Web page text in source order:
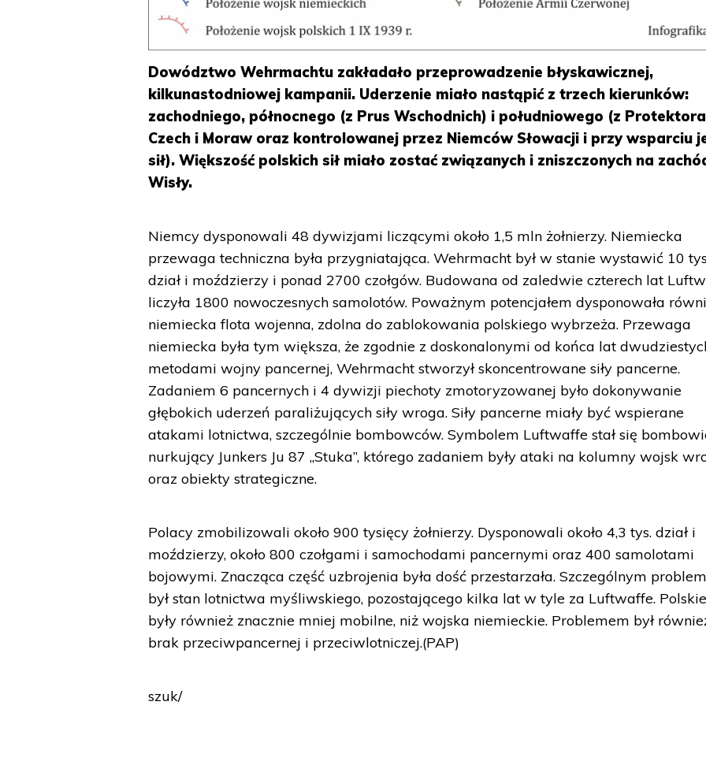
Dowództwo Wehrmachtu zakładało przeprowadzenie błyskawicznej,
kilkunastodniowej kampanii. Uderzenie miało nastąpić z trzech kierunków:
zachodniego, północnego (z Prus Wschodnich) i południowego (z
Czech i Moraw oraz kontrolowanej przez Niemców Słowacji i przy wsparciu
sił). Większość polskich sił miało zostać związanych i zniszczonych na
Wisły.
Niemcy dysponowali 48 dywizjami liczącymi około 1,5 mln żołnierzy. Niemiecka
przewaga techniczna była przygniatająca. Wehrmacht był w stanie wystawić 10
dział i moździerzy i ponad 2700 czołgów. Budowana od zaledwie czterech lat
liczyła 1800 nowoczesnych samolotów. Poważnym potencjałem dysponowała
niemiecka flota wojenna, zdolna do zablokowania polskiego wybrzeża. Przewaga
niemiecka była tym większa, że zgodnie z doskonalonymi od końca lat
metodami wojny pancernej, Wehrmacht stworzył skoncentrowane siły pancerne.
Zadaniem 6 pancernych i 4 dywizji piechoty zmotoryzowanej było dokonywanie
głębokich uderzeń paraliżujących siły wroga. Siły pancerne miały być wspierane
atakami lotnictwa, szczególnie bombowców. Symbolem Luftwaffe stał się
nurkujący Junkers Ju 87 „Stuka”, którego zadaniem były ataki na kolumny wojsk
oraz obiekty strategiczne.
Polacy zmobilizowali około 900 tysięcy żołnierzy. Dysponowali około 4,3 tys. dział i
moździerzy, około 800 czołgami i samochodami pancernymi oraz 400 samolotami
bojowymi. Znacząca część uzbrojenia była dość przestarzała. Szczególnym
był stan lotnictwa myśliwskiego, pozostającego kilka lat w tyle za Luftwaffe. Polskie
były również znacznie mniej mobilne, niż wojska niemieckie. Problemem był
brak przeciwpancernej i przeciwlotniczej.(PAP)
szuk/